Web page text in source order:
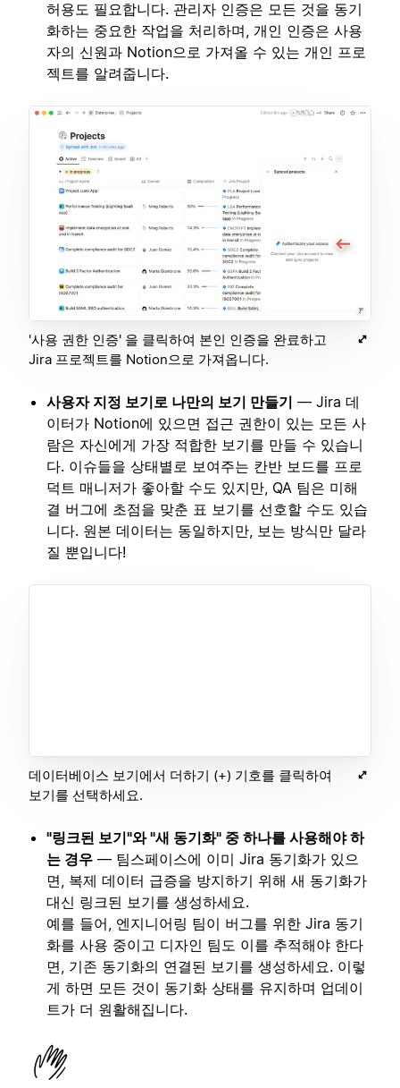
허용도 필요합니다. 관리자 인증은 모든 것을 동기
화하는 중요한 작업을 처리하며, 개인 인증은 사용
자의 신원과 Notion으로 가져올 수 있는 개인 프로
젝트를 알려줍니다.
'사용 권한 인증' 을 클릭하여 본인 인증을 완료하고
Jira 프로젝트를 Notion으로 가져옵니다.
사용자 지정 보기로 나만의 보기 만들기 — Jira 데
이터가 Notion에 있으면 접근 권한이 있는 모든 사
람은 자신에게 가장 적합한 보기를 만들 수 있습니
다. 이슈들을 상태별로 보여주는 칸반 보드를 프로
덕트 매니저가 좋아할 수도 있지만, QA 팀은 미해
결 버그에 초점을 맞춘 표 보기를 선호할 수도 있습
니다. 원본 데이터는 동일하지만, 보는 방식만 달라
질 뿐입니다!
데이터베이스 보기에서 더하기 (+) 기호를 클릭하여
보기를 선택하세요.
"링크된 보기"와 "새 동기화" 중 하나를 사용해야 하
는 경우 — 팀스페이스에 이미 Jira 동기화가 있으
면, 복제 데이터 급증을 방지하기 위해 새 동기화가
대신 링크된 보기를 생성하세요.
예를 들어, 엔지니어링 팀이 버그를 위한 Jira 동기
화를 사용 중이고 디자인 팀도 이를 추적해야 한다
면, 기존 동기화의 연결된 보기를 생성하세요. 이렇
게 하면 모든 것이 동기화 상태를 유지하며 업데이
트가 더 원활해집니다.